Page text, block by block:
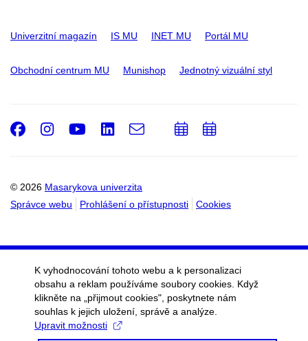
Univerzitní magazín IS MU INET MU Portál MU
Obchodní centrum MU Munishop Jednotný vizuální styl
© 2026 Masarykova univerzita
Správce webu
Prohlášení o přístupnosti Cookies
Facebook
Instagram
Youtube
LinkedIn
e-
PřidatPřidat
K vyhodnocování tohoto webu a k personalizaci
obsahu a reklam používáme soubory cookies. Když
klikněte na „přijmout cookies", poskytnete nám
souhlas k jejich uložení, správě a analýze.
Upravit možnosti